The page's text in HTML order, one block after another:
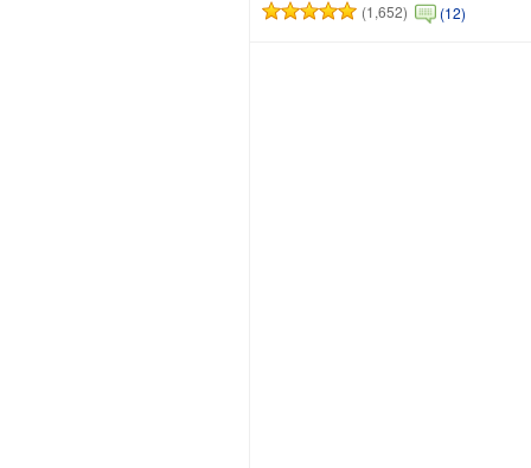
(1,652)
(12)